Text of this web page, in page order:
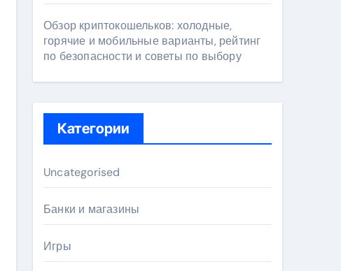
Обзор криптокошельков: холодные,
горячие и мобильные варианты, рейтинг
по безопасности и советы по выбору
Категории
Uncategorised
Банки и магазины
Игры